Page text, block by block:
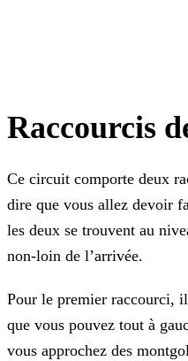
Raccourcis
Ce circuit comporte deux
dire que vous allez devoir
les deux se trouvent au
non-loin de l’arrivée.
Pour le premier raccourci,
que vous pouvez tout à
vous approchez des